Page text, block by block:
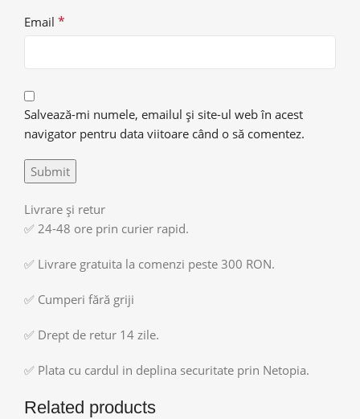
Email *
Salvează-mi numele, emailul și site-ul web în acest
navigator pentru data viitoare când o să comentez.
Livrare și retur
✅ 24-48 ore prin curier rapid.
✅ Livrare gratuita la comenzi peste 300 RON.
✅ Cumperi fără griji
✅ Drept de retur 14 zile.
✅ Plata cu cardul in deplina securitate prin Netopia.
Related products